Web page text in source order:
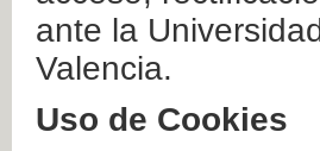
ante la
Valencia.
Uso de Cookies